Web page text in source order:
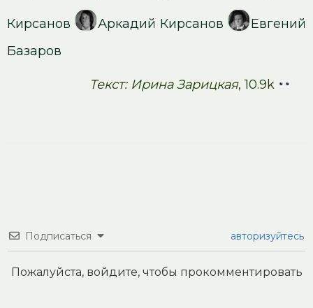
Кирсанов Аркадий Кирсанов
Евгений
Базаров
Текст: Ирина Зарицкая, 10.9k
Подписаться авторизуйтесь
Пожалуйста, войдите, чтобы прокомментировать